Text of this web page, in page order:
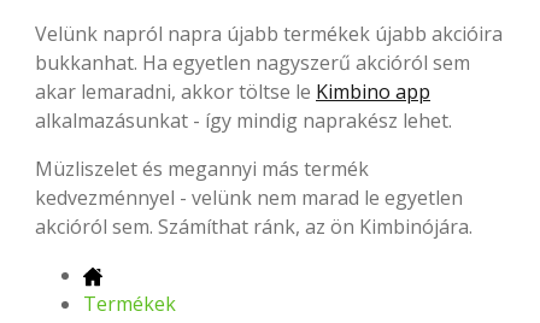
Velünk napról napra újabb termékek újabb akcióira
bukkanhat. Ha egyetlen nagyszerű akcióról sem
akar lemaradni, akkor töltse le Kimbino app
alkalmazásunkat - így mindig naprakész lehet.
Müzliszelet és megannyi más termék
kedvezménnyel - velünk nem marad le egyetlen
akcióról sem. Számíthat ránk, az ön Kimbinójára.
Termékek